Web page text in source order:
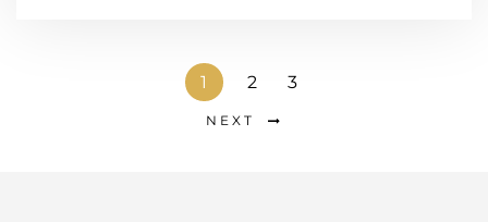
1 2 3
NEXT